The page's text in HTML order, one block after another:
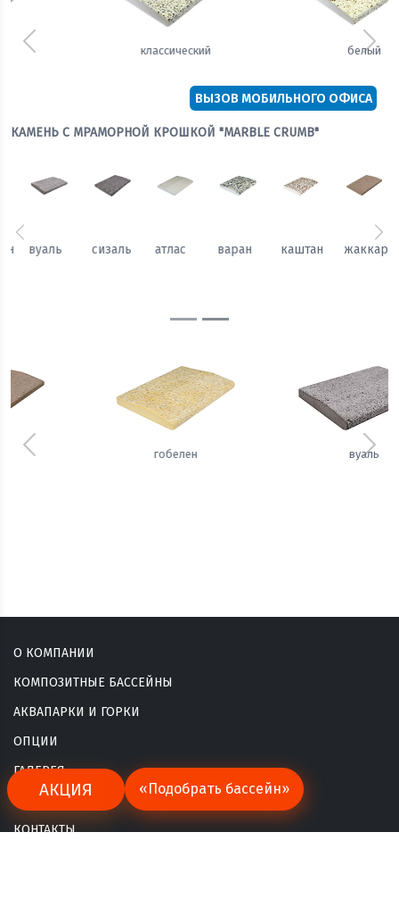
Предыдущий
КАМЕНЬ С МРАМОРНОЙ КРОШКОЙ "MARBLE CRUMB"
каштан жаккард гобелен вуаль сизаль атлас
Предыдущий
Предыдущий
О КОМПАНИИ
КОМПОЗИТНЫЕ БАССЕЙНЫ
АКВАПАРКИ И ГОРКИ
ОПЦИИ
ГАЛЕРЕЯ
ТЕХНОЛОГИЯ
КОНТАКТЫ
ВЫЗОВ МОБИЛЬНОГО ОФИСА
АКЦИЯ «Подобрать бассейн»